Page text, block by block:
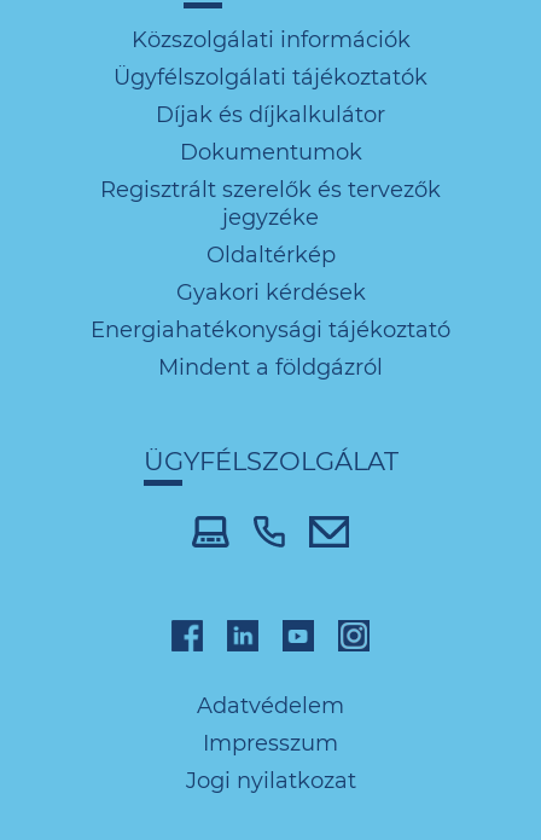
Közszolgálati információk
Ügyfélszolgálati tájékoztatók
Díjak és díjkalkulátor
Dokumentumok
Regisztrált szerelők és tervezők
jegyzéke
Oldaltérkép
Gyakori kérdések
Energiahatékonysági tájékoztató
Mindent a földgázról
ÜGYFÉLSZOLGÁLAT
Adatvédelem
Impresszum
Jogi nyilatkozat